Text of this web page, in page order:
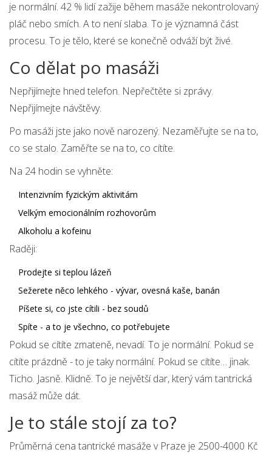
je normální. 42 % lidí zažije během masáže nekontrolovaný
pláč nebo smích. A to není slaba. To je významná část
procesu. To je tělo, které se konečně odváží být živé.
Co dělat po masáži
Nepřijímejte hned telefon. Nepřečtěte si zprávy.
Nepřijímejte návštěvy.
Po masáži jste jako nově narozený. Nezaměřujte se na to,
co se stalo. Zaměřte se na to, co cítíte.
Na 24 hodin se vyhněte:
Intenzivním fyzickým aktivitám
Velkým emocionálním rozhovorům
Alkoholu a kofeinu
Raději:
Prodejte si teplou lázeň
Sežerete něco lehkého - vývar, ovesná kaše, banán
Píšete si, co jste cítili - bez soudů
Spíte - a to je všechno, co potřebujete
Pokud se cítíte zmateně, nevadí. To je normální. Pokud se
cítíte prázdně - to je taky normální. Pokud se cítíte… jinak.
Ticho. Jasně. Klidně. To je největší dar, který vám tantrická
masáž může dát.
Je to stále stojí za to?
Průměrná cena tantrické masáže v Praze je 2500-4000 Kč